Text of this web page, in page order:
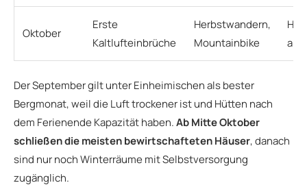
Oktober
Erste
Kaltlufteinbrüche
Herbstwandern,
Mountainbike
ab
Der September gilt unter Einheimischen als bester
Bergmonat, weil die Luft trockener ist und Hütten nach
dem Ferienende Kapazität haben.Ab Mitte Oktober
schließen die meisten bewirtschafteten Häuser, danach
sind nur noch Winterräume mit Selbstversorgung
zugänglich.